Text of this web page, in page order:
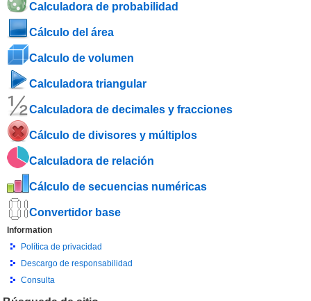
Calculadora de probabilidad
Cálculo del área
Calculo de volumen
Calculadora triangular
Calculadora de decimales y fracciones
Cálculo de divisores y múltiplos
Calculadora de relación
Cálculo de secuencias numéricas
Convertidor base
Information
Política de privacidad
Descargo de responsabilidad
Consulta